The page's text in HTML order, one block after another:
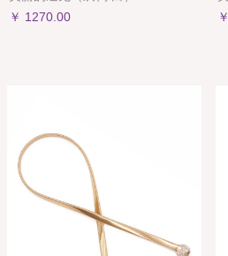
￥ 1270.00